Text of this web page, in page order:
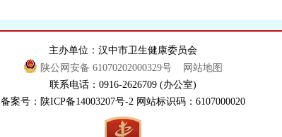
主办单位：汉中市卫生健康委员会
陕公网安备 61070202000329号
网站地图
联系电话：0916-2626709 (办公室)
备案号：陕ICP备14003207号-2 网站标识码：6107000020